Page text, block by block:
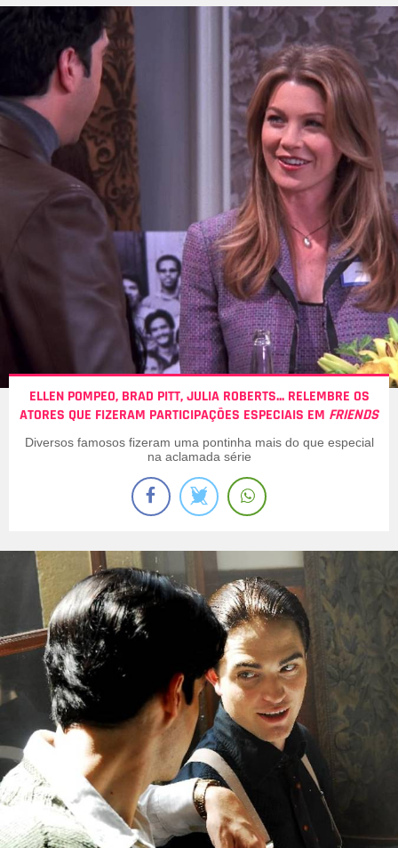
ELLEN POMPEO, BRAD PITT, JULIA ROBERTS... RELEMBRE OS
ATORES QUE FIZERAM PARTICIPAÇÕES ESPECIAIS EM FRIENDS
Diversos famosos fizeram uma pontinha mais do que especial
na aclamada série